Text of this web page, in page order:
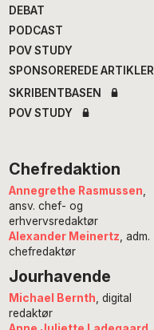
DEBAT
PODCAST
POV STUDY
SPONSOREREDE ARTIKLER
SKRIBENTBASEN
POV STUDY
Chefredaktion
Annegrethe Rasmussen,
ansv. chef- og
erhvervsredaktør
Alexander Meinertz, adm.
chefredaktør
Jourhavende
Michael Bernth , digital
redaktør